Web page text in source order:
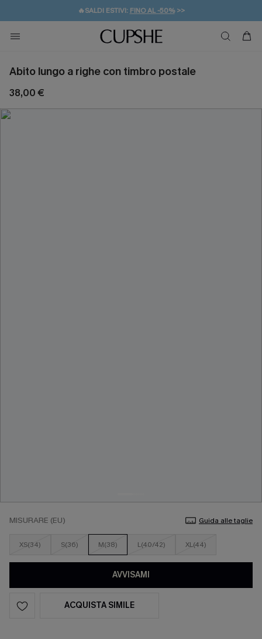
🔥SALDI ESTIVI: FINO AL -50%>>
🚚SPEDIZIONE GRATUITA DA 49€
💌REGALO PER I NUOVI: 20% DI SCONTO*
Abito lungo a righe con timbro postale
38,00 €
MISURARE (EU) Guida alle taglie
XS(34) S(36) M(38) L(40/42) XL(44)
AVVISAMI
ACQUISTA SIMILE